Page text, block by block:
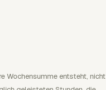
Wochensumme entsteht, nicht